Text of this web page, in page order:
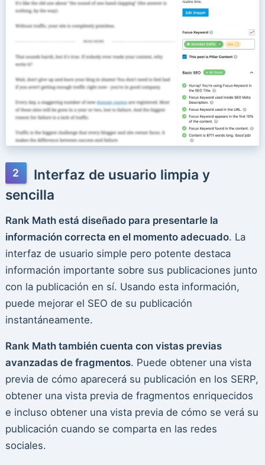
Interfaz de usuario limpia y
sencilla
Rank Math está diseñado para presentarle la
información correcta en el momento adecuado. La
interfaz de usuario simple pero potente destaca
información importante sobre sus publicaciones junto
con la publicación en sí. Usando esta información,
puede mejorar el SEO de su publicación
instantáneamente.
Rank Math también cuenta con vistas previas
avanzadas de fragmentos. Puede obtener una vista
previa de cómo aparecerá su publicación en los SERP,
obtener una vista previa de fragmentos enriquecidos
e incluso obtener una vista previa de cómo se verá su
publicación cuando se comparta en las redes
sociales.